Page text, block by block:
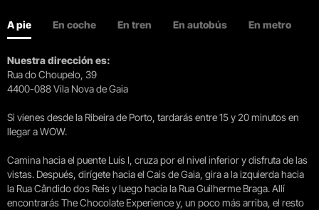
A pie En coche En tren En autobús En metro
Nuestra dirección es:
Rua do Choupelo, 39
4400-088 Vila Nova de Gaia
Si vienes desde la Ribeira de Porto, tardarás entre 15 y 20 minutos en
llegar a WOW.
Camina hacia el puente Luís I, cruza por el nivel inferior y disfruta de las
vistas. Después, dirígete hacia el Cais de Gaia, gira a la izquierda hacia
la Rua Cândido dos Reis y luego hacia la Rua Guilherme Braga. Allí
encontrarás The Chocolate Experience y, un poco más arriba, el resto